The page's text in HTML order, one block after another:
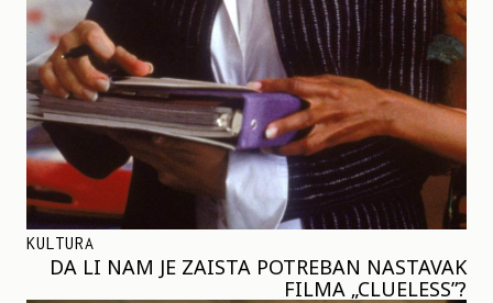
KULTURA
DA LI NAM JE ZAISTA POTREBAN NASTAVAK
FILMA „CLUELESS”?